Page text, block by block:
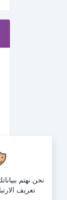
نحن نهتم
تعريف